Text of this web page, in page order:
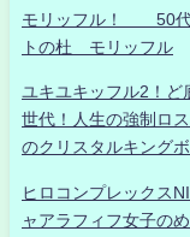
モリッフル！ 50代
トの杜 モリッフル
ユキユキッフル2！ど
世代！人生の強制ロ
のクリスタルキング
ヒロコンプレックス
ャアラフィフ女子の